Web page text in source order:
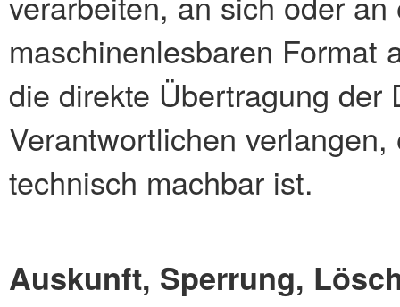
maschinenlesbaren Format
die direkte Übertragung der
Verantwortlichen
technisch machbar ist.
Auskunft, Sperrung,